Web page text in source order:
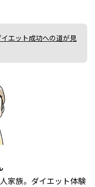
エット成功への道が見
家族。ダイエット体験